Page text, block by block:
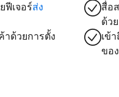
ฟีเจอร์ส่ง
ด้วยการตั้ง
สื่อ
ด้ว
เข้
ขอ